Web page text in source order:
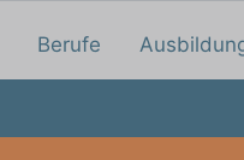
Berufe